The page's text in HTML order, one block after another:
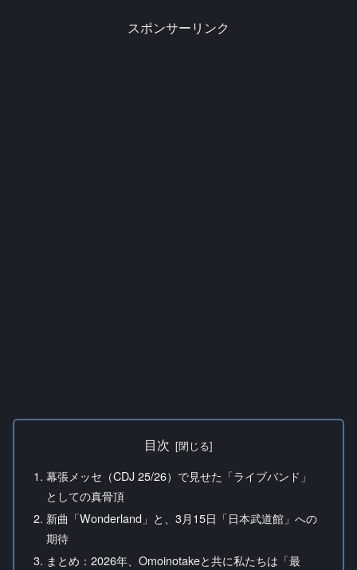
スポンサーリンク
目次
幕張メッセ（CDJ 25/26）で見せた「ライブバンド」
としての真骨頂
新曲「Wonderland」と、3月15日「日本武道館」への
期待
まとめ：2026年、Omoinotakeと共に私たちは「最